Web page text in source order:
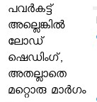
പവർകട്ട്
അല്ലെങ്കിൽ
ലോഡ്
ഷെഡിംഗ്,
അതല്ലാതെ
മറ്റൊരു മാർ​ഗം